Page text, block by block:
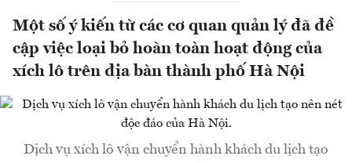
Một số ý kiến từ các cơ quan quản lý đã đề
cập việc loại bỏ hoàn toàn hoạt động của
xích lô trên địa bàn thành phố Hà Nội
Dịch vụ xích lô vận chuyển hành khách du lịch tạo